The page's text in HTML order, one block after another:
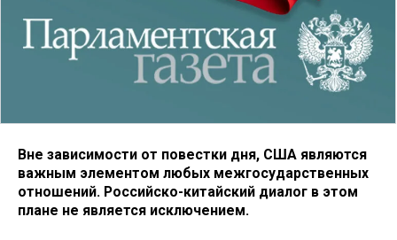
Вне зависимости от повестки дня, США являются
важным элементом любых межгосударственных
отношений. Российско-китайский диалог в этом
плане не является исключением.